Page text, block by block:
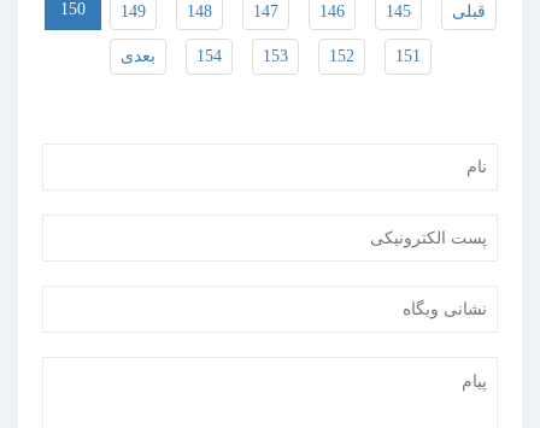
قبلی 145
146
147
148
149
150
151
152
153
154 بعدی